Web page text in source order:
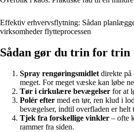
Effektiv erhvervsflytning: Sådan
virksomheder flytteprocessen
Sådan gør du trin for trin
Spray rengøringsmidlet direkte
meget. For meget væske kan løbe
Tør i cirkulære bevægelser for at
Polér efter med en tør, ren klud i
bevægelser, indtil overfladen er helt
Tjek fra forskellige vinkler – ofte
rammer fra siden.